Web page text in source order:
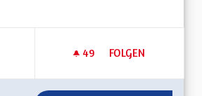
49 49 FOLLOWER
FOLGEN
GÉOTHERMIE